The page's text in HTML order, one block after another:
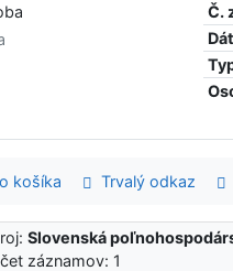
Č.
košíka Trvalý odkaz
Slovenská
záznamov: 1